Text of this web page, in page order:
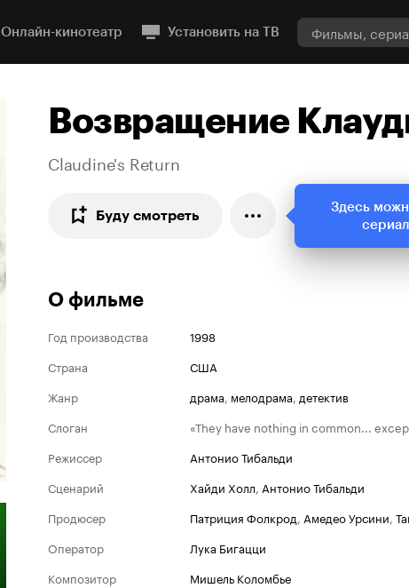
Онлайн-кинотеатр Установить на ТВ
Возвращение
Claudine's Return
Буду смотреть
О фильме
Год производства
1998
Страна
США
Жанр
драма, мелодрама, детектив
Слоган
«They have nothing in common...
Режиссер
Антонио Тибальди
Сценарий
Хайди Холл, Антонио Тибальди
Продюсер
Патриция Фолкрод, Амедео Урсини,
Оператор
Лука Бигацци
Композитор
Мишель Коломбье
Здесь